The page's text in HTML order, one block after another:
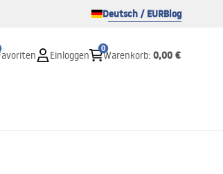
Deutsch / EURBlog
Einloggen
0
Warenkorb: 0,00 €